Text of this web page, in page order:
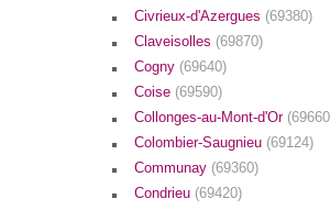
Civrieux-d'Azergues (69380)
Claveisolles (69870)
Cogny (69640)
Coise (69590)
Collonges-au-Mont-d'Or
Colombier-Saugnieu (69124)
Communay (69360)
Condrieu (69420)